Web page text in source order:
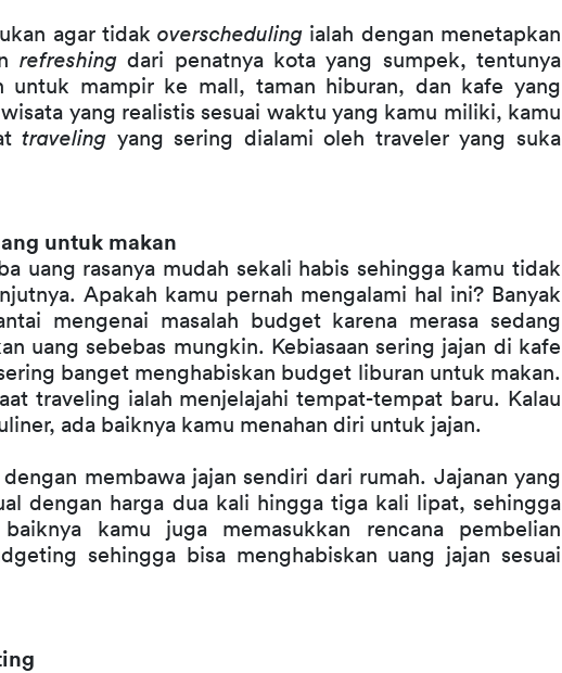
agar tidak overscheduling ialah dengan menetapkan
refreshing dari penatnya kota yang sumpek, tentunya
untuk mampir ke mall, taman hiburan, dan kafe yang
yang realistis sesuai waktu yang kamu miliki, kamu
traveling
yang sering dialami oleh traveler yang suka
untuk makan
uang rasanya mudah sekali habis sehingga kamu tidak
Apakah kamu pernah mengalami hal ini? Banyak
mengenai masalah budget karena merasa sedang
uang sebebas mungkin. Kebiasaan sering jajan di kafe
banget menghabiskan budget liburan untuk makan.
traveling ialah menjelajahi tempat-tempat baru. Kalau
ada baiknya kamu menahan diri untuk jajan.
membawa jajan sendiri dari rumah. Jajanan yang
dengan harga dua kali hingga tiga kali lipat, sehingga
kamu juga memasukkan rencana pembelian
sehingga bisa menghabiskan uang jajan sesuai